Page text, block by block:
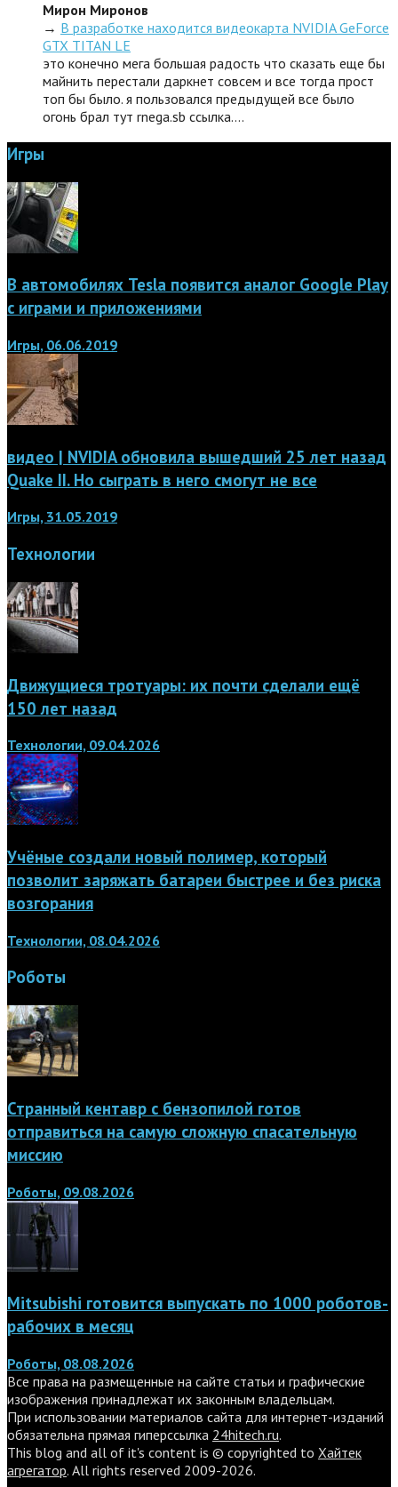
Мирон Миронов
→ В разработке находится видеокарта NVIDIA GeForce
GTX TITAN LE
это конечно мега большая радость что сказать еще бы
майнить перестали даркнет совсем и все тогда прост
топ бы было. я пользовался предыдущей все было
огонь брал тут rnega.sb ссылка.…
Игры
В автомобилях Tesla появится аналог Google Play
с играми и приложениями
Игры, 06.06.2019
видео | NVIDIA обновила вышедший 25 лет назад
Quake II. Но сыграть в него смогут не все
Игры, 31.05.2019
Технологии
Движущиеся тротуары: их почти сделали ещё
150 лет назад
Технологии, 09.04.2026
Учёные создали новый полимер, который
позволит заряжать батареи быстрее и без риска
возгорания
Технологии, 08.04.2026
Роботы
Странный кентавр с бензопилой готов
отправиться на самую сложную спасательную
миссию
Роботы, 09.08.2026
Mitsubishi готовится выпускать по 1000 роботов-
рабочих в месяц
Роботы, 08.08.2026
Все права на размещенные на сайте статьи и графические
изображения принадлежат их законным владельцам.
При использовании материалов сайта для интернет-изданий
обязательна прямая гиперссылка 24hitech.ru.
This blog and all of it's content is © copyrighted to Хайтек
агрегатор. All rights reserved 2009-2026.